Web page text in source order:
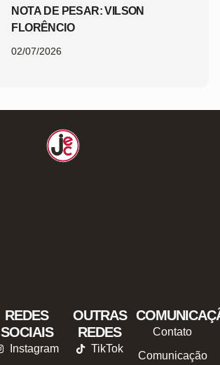
NOTA DE PESAR: VILSON
FLORÊNCIO
02/07/2026
REDES
SOCIAIS
Instagram
OUTRAS
REDES
TikTok
Contato
Comunicação